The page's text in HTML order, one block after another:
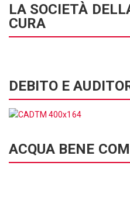
LA SOCIETÀ
CURA
DEBITO E
ACQUA BENE